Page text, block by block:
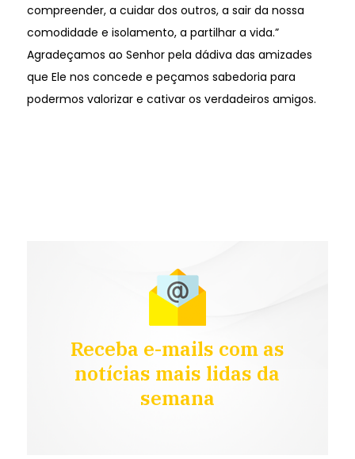
compreender, a cuidar dos outros, a sair da nossa
comodidade e isolamento, a partilhar a vida.”
Agradeçamos ao Senhor pela dádiva das amizades
que Ele nos concede e peçamos sabedoria para
podermos valorizar e cativar os verdadeiros amigos.
Receba e-mails com as
notícias mais lidas da
semana